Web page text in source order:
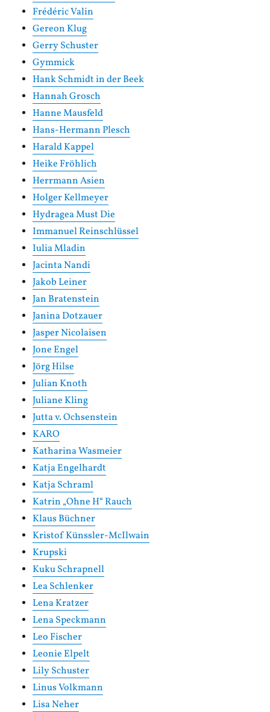
Frédéric Valin
Gereon Klug
Gerry Schuster
Gymmick
Hank Schmidt in der Beek
Hannah Grosch
Hanne Mausfeld
Hans-Hermann Plesch
Harald Kappel
Heike Fröhlich
Herrmann Asien
Holger Kellmeyer
Hydragea Must Die
Immanuel Reinschlüssel
Iulia Mladin
Jacinta Nandi
Jakob Leiner
Jan Bratenstein
Janina Dotzauer
Jasper Nicolaisen
Jone Engel
Jörg Hilse
Julian Knoth
Juliane Kling
Jutta v. Ochsenstein
KARO
Katharina Wasmeier
Katja Engelhardt
Katja Schraml
Katrin „Ohne H“ Rauch
Klaus Büchner
Kristof Künssler-McIlwain
Krupski
Kuku Schrapnell
Lea Schlenker
Lena Kratzer
Lena Speckmann
Leo Fischer
Leonie Elpelt
Lily Schuster
Linus Volkmann
Lisa Neher